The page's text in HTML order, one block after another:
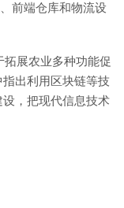
前端仓库和物流设
拓展农业多种功能促
出利用区块链等技
，把现代信息技术